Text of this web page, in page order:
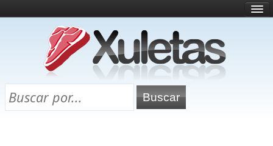
¿Qué es esto?
Directorio
Chuletas para exámenes